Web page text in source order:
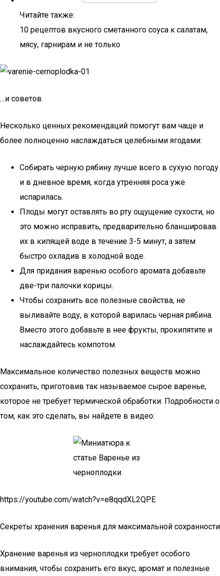
Читайте также:
10 рецептов вкусного сметанного соуса к салатам,
мясу, гарнирам и не только
…и советов
Несколько ценных рекомендаций помогут вам чаще и
более полноценно наслаждаться целебными ягодами:
Собирать черную рябину лучше всего в сухую погоду
и в дневное время, когда утренняя роса уже
испарилась.
Плоды могут оставлять во рту ощущение сухости, но
это можно исправить, предварительно бланшировав
их в кипящей воде в течение 3-5 минут, а затем
быстро охладив в холодной воде.
Для придания варенью особого аромата добавьте
две-три палочки корицы.
Чтобы сохранить все полезные свойства, не
выливайте воду, в которой варилась черная рябина.
Вместо этого добавьте в нее фрукты, прокипятите и
наслаждайтесь компотом.
Максимальное количество полезных веществ можно
сохранить, приготовив так называемое сырое варенье,
которое не требует термической обработки. Подробности о
том, как это сделать, вы найдете в видео:
https://youtube.com/watch?v=e8qqdXL2QPE
Секреты хранения варенья для максимальной сохранности
Хранение варенья из черноплодки требует особого
внимания, чтобы сохранить его вкус, аромат и полезные